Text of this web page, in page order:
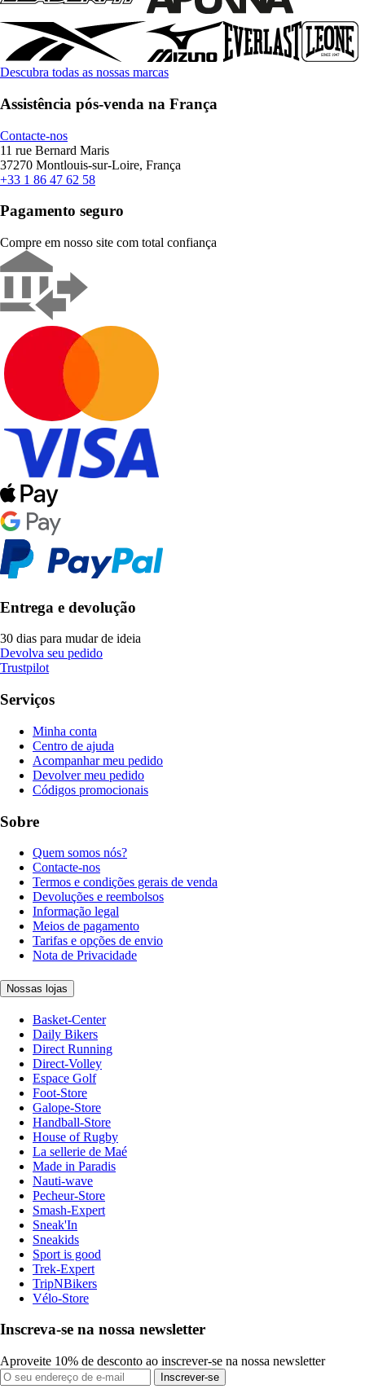
Descubra todas as nossas marcas
Assistência pós-venda na França
Contacte-nos
11 rue Bernard Maris
37270 Montlouis-sur-Loire, França
+33 1 86 47 62 58
Pagamento seguro
Compre em nosso site com total confiança
Entrega e devolução
30 dias para mudar de ideia
Devolva seu pedido
Trustpilot
Serviços
Minha conta
Centro de ajuda
Acompanhar meu pedido
Devolver meu pedido
Códigos promocionais
Sobre
Quem somos nós?
Contacte-nos
Termos e condições gerais de venda
Devoluções e reembolsos
Informação legal
Meios de pagamento
Tarifas e opções de envio
Nota de Privacidade
Nossas lojas
Basket-Center
Daily Bikers
Direct Running
Direct-Volley
Espace Golf
Foot-Store
Galope-Store
Handball-Store
House of Rugby
La sellerie de Maé
Made in Paradis
Nauti-wave
Pecheur-Store
Smash-Expert
Sneak'In
Sneakids
Sport is good
Trek-Expert
TripNBikers
Vélo-Store
Inscreva-se na nossa newsletter
Aproveite 10% de desconto ao inscrever-se na nossa newsletter
Inscrever-se